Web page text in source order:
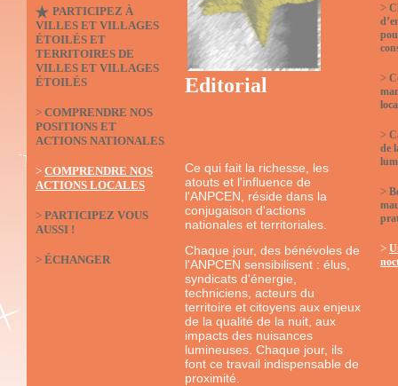
PARTICIPEZ À
VILLES ET VILLAGES
ÉTOILÉS ET
TERRITOIRES DE
VILLES ET VILLAGES
ÉTOILÉS
> COMPRENDRE NOS
POSITIONS ET
ACTIONS NATIONALES
> COMPRENDRE NOS
ACTIONS LOCALES
> PARTICIPEZ VOUS
AUSSI !
> ÉCHANGER
Editorial
Ce qui fait la richesse, les
atouts et l'influence de
l'ANPCEN, réside dans la
conjugaison d'actions
nationales et territoriales.
Chaque jour, des bénévoles de
l'ANPCEN sensibilisent : élus,
syndicats d'énergie,
techniciens, acteurs du
territoire et citoyens aux enjeux
de la qualité de la nuit, aux
impacts des nuisances
lumineuses. Chaque jour, ils
font ce travail indispensable de
proximité.
>
>
>
de
>
>